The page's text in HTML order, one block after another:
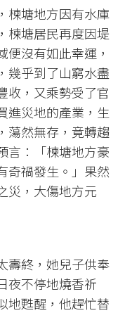
塘地方因有水庫
楝塘居民再度因堤
沒有如此幸運，
幾乎到了山窮水盡
收，又乘勢受了官
進災地的產業，生
蕩然無存，竟轉趨
言：「楝塘地方豪
奇禍發生。」果然
災，大傷地方元
終，她兒子供奉
夜不停地燒香祈
地甦醒，他趕忙替